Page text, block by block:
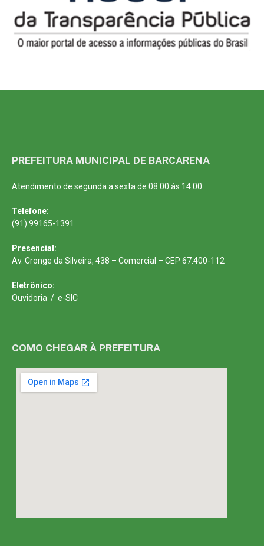
PREFEITURA MUNICIPAL DE BARCARENA
Atendimento de segunda a sexta de 08:00 às 14:00
Telefone:
(91) 99165-1391
Presencial:
Av. Cronge da Silveira, 438 – Comercial – CEP 67.400-112
Eletrônico:
Ouvidoria / e-SIC
COMO CHEGAR À PREFEITURA